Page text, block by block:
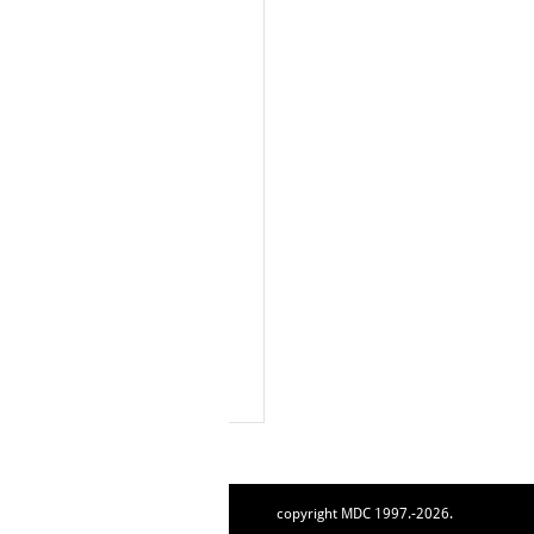
copyright MDC 1997.-2026.